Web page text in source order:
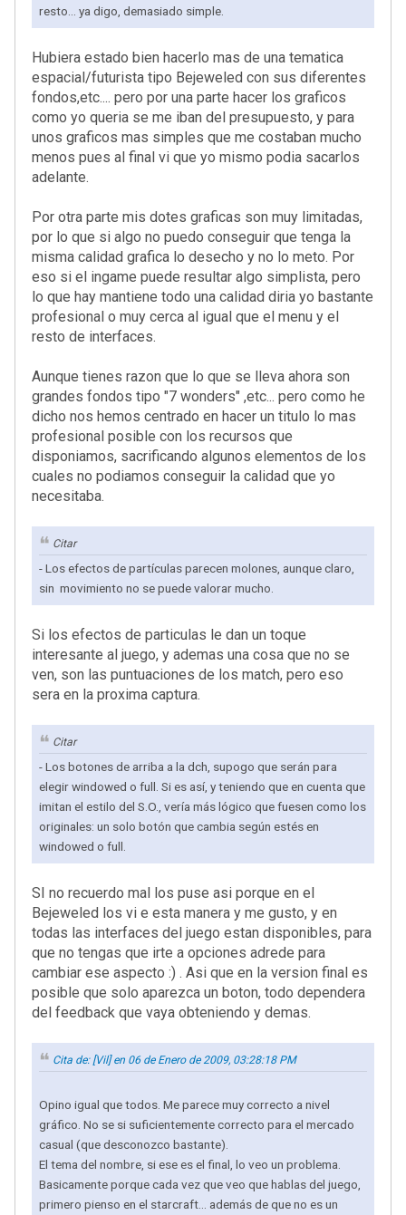
resto... ya digo, demasiado simple.
Hubiera estado bien hacerlo mas de una tematica
espacial/futurista tipo Bejeweled con sus diferentes
fondos,etc.... pero por una parte hacer los graficos
como yo queria se me iban del presupuesto, y para
unos graficos mas simples que me costaban mucho
menos pues al final vi que yo mismo podia sacarlos
adelante.
Por otra parte mis dotes graficas son muy limitadas,
por lo que si algo no puedo conseguir que tenga la
misma calidad grafica lo desecho y no lo meto. Por
eso si el ingame puede resultar algo simplista, pero
lo que hay mantiene todo una calidad diria yo bastante
profesional o muy cerca al igual que el menu y el
resto de interfaces.
Aunque tienes razon que lo que se lleva ahora son
grandes fondos tipo "7 wonders" ,etc... pero como he
dicho nos hemos centrado en hacer un titulo lo mas
profesional posible con los recursos que
disponiamos, sacrificando algunos elementos de los
cuales no podiamos conseguir la calidad que yo
necesitaba.
Citar
- Los efectos de partículas parecen molones, aunque claro,
sin movimiento no se puede valorar mucho.
Si los efectos de particulas le dan un toque
interesante al juego, y ademas una cosa que no se
ven, son las puntuaciones de los match, pero eso
sera en la proxima captura.
Citar
- Los botones de arriba a la dch, supogo que serán para
elegir windowed o full. Si es así, y teniendo que en cuenta que
imitan el estilo del S.O., vería más lógico que fuesen como los
originales: un solo botón que cambia según estés en
windowed o full.
SI no recuerdo mal los puse asi porque en el
Bejeweled los vi e esta manera y me gusto, y en
todas las interfaces del juego estan disponibles, para
que no tengas que irte a opciones adrede para
cambiar ese aspecto :) . Asi que en la version final es
posible que solo aparezca un boton, todo dependera
del feedback que vaya obteniendo y demas.
Cita de: [Vil] en 06 de Enero de 2009, 03:28:18 PM
Opino igual que todos. Me parece muy correcto a nivel
gráfico. No se si suficientemente correcto para el mercado
casual (que desconozco bastante).
El tema del nombre, si ese es el final, lo veo un problema.
Basicamente porque cada vez que veo que hablas del juego,
primero pienso en el starcraft... además de que no es un